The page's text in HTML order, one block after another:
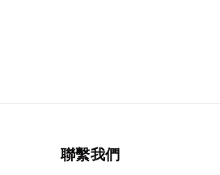
聯繫我們